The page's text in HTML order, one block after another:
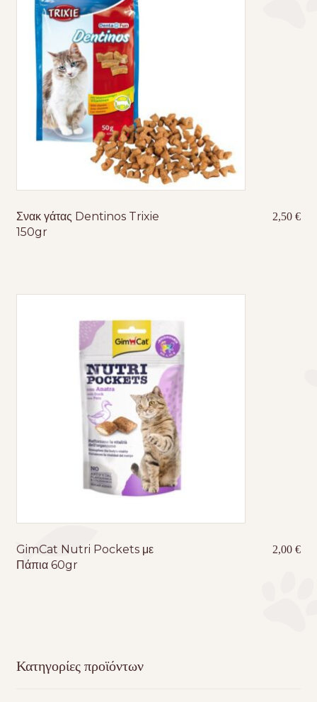
Σνακ γάτας Dentinos Trixie
150gr
2,50€
GimCat Nutri Pockets με
Πάπια 60gr
2,00€
Κατηγορίες προϊόντων